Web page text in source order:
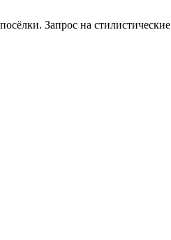
Запрос на стилистические